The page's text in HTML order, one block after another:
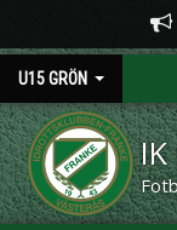
U15 GRÖN
IK